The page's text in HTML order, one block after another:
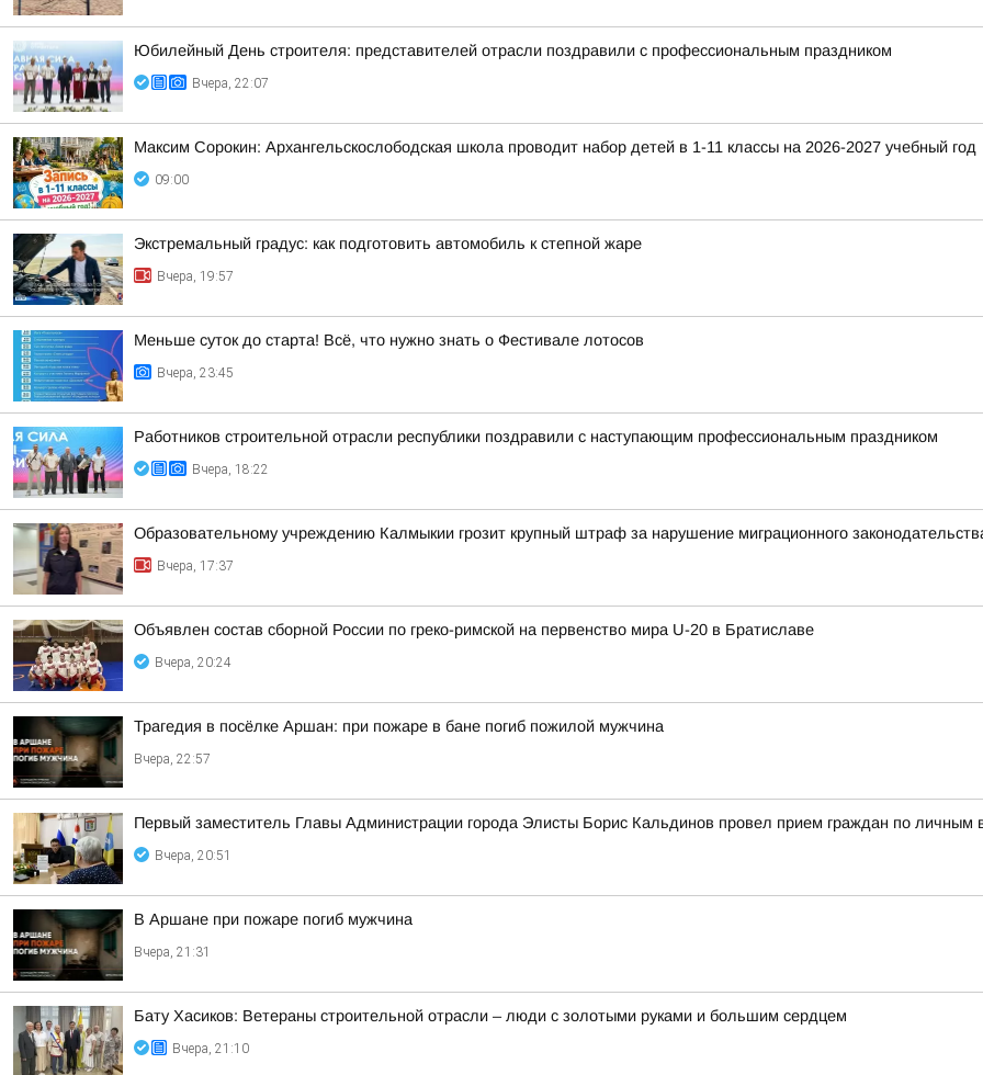
Юбилейный День строителя: представителей отрасли поздравили с профессиональным праздником
Вчера, 22:07
Максим Сорокин: Архангельскослободская школа проводит набор детей в 1-11 классы на 2026-2027 учебный год
09:00
Экстремальный градус: как подготовить автомобиль к степной жаре
Вчера, 19:57
Меньше суток до старта! Всё, что нужно знать о Фестивале лотосов
Вчера, 23:45
Работников строительной отрасли республики поздравили с наступающим профессиональным праздником
Вчера, 18:22
Образовательному учреждению Калмыкии грозит крупный штраф за нарушение миграционного
Вчера, 17:37
Объявлен состав сборной России по греко-римской на первенство мира U-20 в Братиславе
Вчера, 20:24
Трагедия в посёлке Аршан: при пожаре в бане погиб пожилой мужчина
Вчера, 22:57
Первый заместитель Главы Администрации города Элисты Борис Кальдинов провел прием граждан по личным
Вчера, 20:51
В Аршане при пожаре погиб мужчина
Вчера, 21:31
Бату Хасиков: Ветераны строительной отрасли – люди с золотыми руками и большим сердцем
Вчера, 21:10